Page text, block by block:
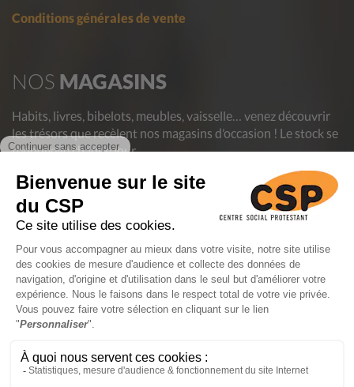
Conditions générales de vente
NOS MAGASINS
Habits, livres, bibelots, meubles, vaisselle… venez découvrir
les trésors que recèlent nos magasins d’occasion ! Le stock se
renouvelle chaque jour.
En achetant au CSP, vous contribuez à aider des personnes
en difficulté et vous donnez une deuxième vie aux objets,
luttant ainsi contre le gaspillage.
Découvrez nos magasins